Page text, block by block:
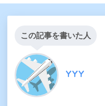
この記事を書いた人
YYY